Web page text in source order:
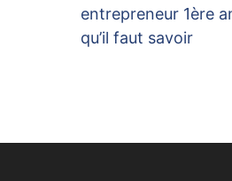
entrepreneur 1ère
qu’il faut savoir